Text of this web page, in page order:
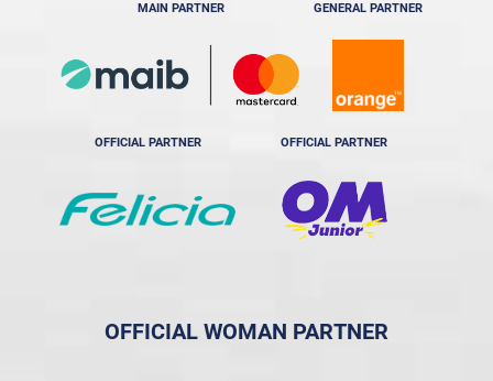
MAIN PARTNER GENERAL PARTNER
OFFICIAL PARTNER OFFICIAL PARTNER
OFFICIAL WOMAN PARTNER